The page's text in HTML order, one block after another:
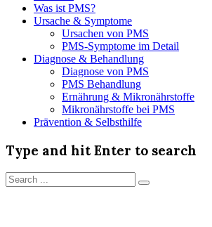
Was ist PMS?
Ursache & Symptome
Ursachen von PMS
PMS-Symptome im Detail
Diagnose & Behandlung
Diagnose von PMS
PMS Behandlung
Ernährung & Mikronährstoffe
Mikronährstoffe bei PMS
Prävention & Selbsthilfe
Type and hit Enter to search